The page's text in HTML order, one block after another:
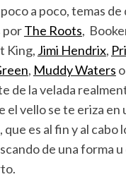
a poco, temas de
porThe Roots,
King, Jimi Hendrix,
, Muddy Waters o
de la velada
el vello se te eriza en
es al fin y al cabo
de una forma